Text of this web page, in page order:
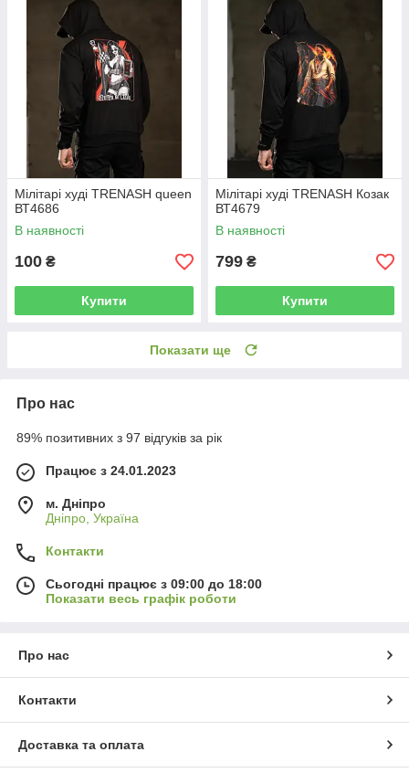
Мілітарі худі TRENASH queen
ВТ4686
В наявності
100 ₴
Купити
Мілітарі худі TRENASH Козак
ВТ4679
В наявності
799 ₴
Купити
Показати ще
Про нас
89% позитивних з 97 відгуків за рік
Працює з 24.01.2023
м. Дніпро
Дніпро, Україна
Контакти
Сьогодні працює з 09:00 до 18:00
Показати весь графік роботи
Про нас
Контакти
Доставка та оплата